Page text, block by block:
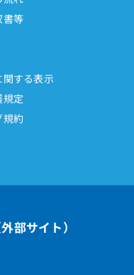
書等
する表示
規定
規約
部サイト）